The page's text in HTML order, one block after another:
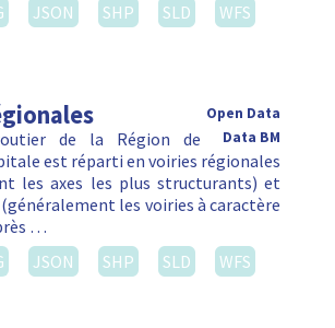
JSON SHP SLD
WFS
Open Data
Data BM
de la Région de
est réparti en voiries régionales
les axes les plus structurants) et
les voiries à caractère
…
JSON SHP SLD
WFS